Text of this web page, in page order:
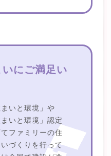
にご満足い
いと環境」や
いと環境」認定
ファミリーの住
づくりを行って